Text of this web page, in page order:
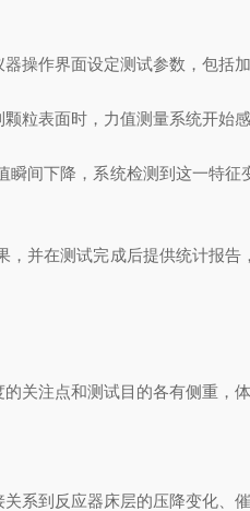
作界面设定测试参数，包括加
表面时，力值测量系统开始感
下降，系统检测到这一特征
在测试完成后提供统计报告
注点和测试目的各有侧重，体
到反应器床层的压降变化、催